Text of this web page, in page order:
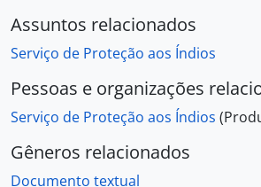
Assuntos relacionados
Serviço de Proteção aos Índios
Pessoas e organizações
Serviço de Proteção aos Índios
Gêneros relacionados
Documento textual